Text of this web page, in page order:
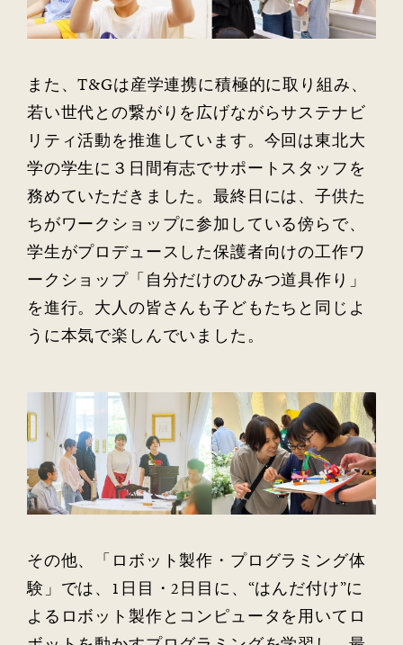
また、T&Gは産学連携に積極的に取り組み、
若い世代との繋がりを広げながらサステナビ
リティ活動を推進しています。今回は東北大
学の学生に３日間有志でサポートスタッフを
務めていただきました。最終日には、子供た
ちがワークショップに参加している傍らで、
学生がプロデュースした保護者向けの工作ワ
ークショップ「自分だけのひみつ道具作り」
を進行。大人の皆さんも子どもたちと同じよ
うに本気で楽しんでいました。
その他、「ロボット製作・プログラミング体
験」では、1日目・2日目に、“はんだ付け”に
よるロボット製作とコンピュータを用いてロ